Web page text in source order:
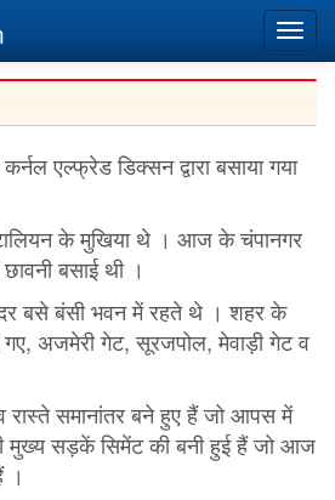
एल्फ्रेड डिक्सन द्वारा बसाया गया
के मुखिया थे । आज के चंपानगर
बसाई थी ।
बसे बंसी भवन में रहते थे । शहर के
गए, अजमेरी गेट, सूरजपोल, मेवाड़ी गेट व
समानांतर बने हुए हैं जो आपस में
मुख्य सड़कें सिमेंट की बनी हुई हैं जो आज
।